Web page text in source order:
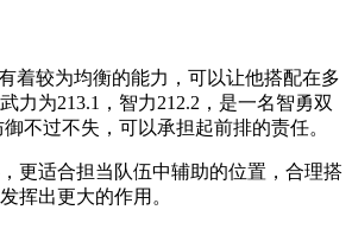
着较为均衡的能力，可以让他搭配在多
力为213.1，智力212.2，是一名智勇双
不过不失，可以承担起前排的责任。
更适合担当队伍中辅助的位置，合理搭
挥出更大的作用。